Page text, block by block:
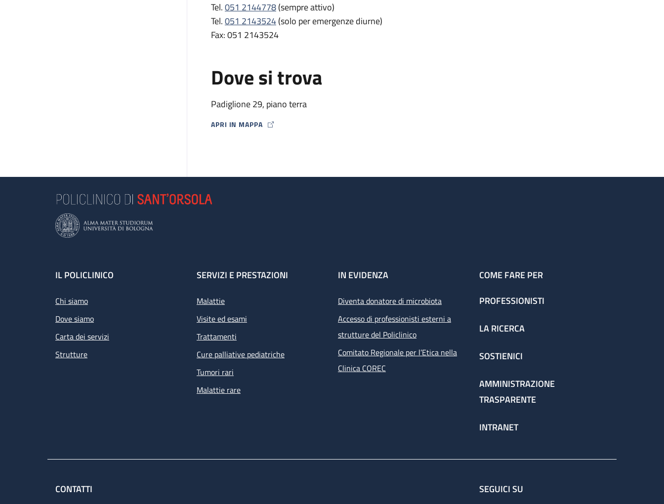
Tel.051 2144778(sempre attivo)
Tel.051 2143524(solo per emergenze diurne)
Fax: 051 2143524
Dove si trova
Padiglione 29, piano terra
APRI IN MAPPA
MAP ICON
Footer
IL POLICLINICO
Chi siamo
Dove siamo
Carta dei servizi
Strutture
SERVIZI E PRESTAZIONI
Malattie
Visite ed esami
Trattamenti
Cure palliative pediatriche
Tumori rari
Malattie rare
IN EVIDENZA
Diventa donatore di microbiota
Accesso di professionisti esterni a
strutture del Policlinico
Comitato Regionale per l’Etica nella
Clinica COREC
COME FARE PER
PROFESSIONISTI
LA RICERCA
SOSTIENICI
AMMINISTRAZIONE
TRASPARENTE
INTRANET
CONTATTI SEGUICI SU